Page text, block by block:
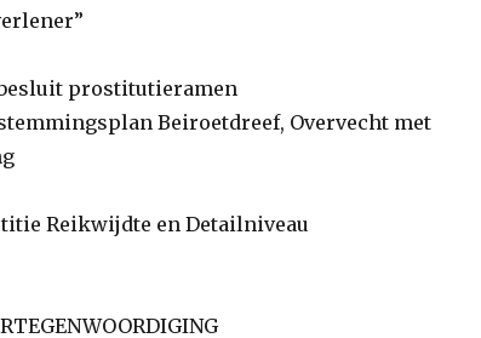
prostitutieramen
Beiroetdreef, Overvecht met
Reikwijdte en Detailniveau